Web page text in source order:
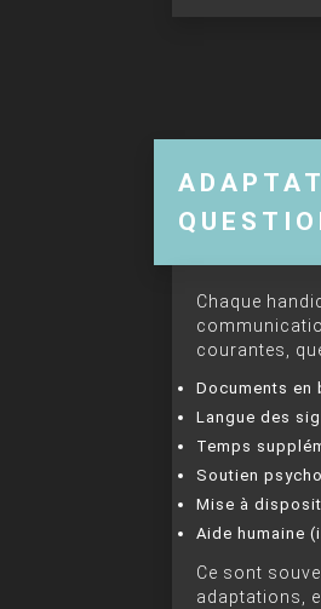
Chaque
courantes,
Documents en
Langue des
Temps
Soutien
Mise à
Aide humaine
Ce sont
adaptations,